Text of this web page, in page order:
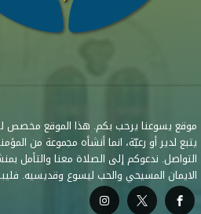
موقع يسوعنا يرحب بكم. هذا الموقع مخصص
يتبع لدير أو رعيّة، انما أنشأه مجموعة من
التواصل. ندعوكم إلى الصلاة معنا والتأمل
الايمان المسيحي والحب ليسوع وقديسيه.